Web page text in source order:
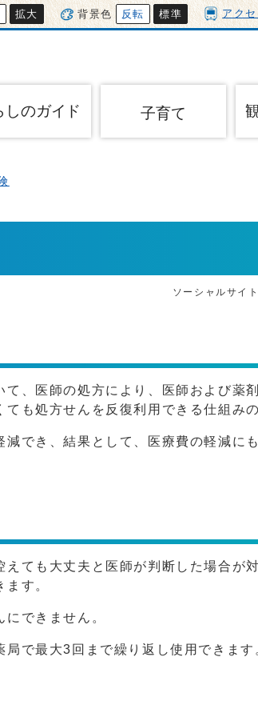
拡大 背景色 反転 標準 アク
しのガイド 子育て
ソーシャルサイ
、医師の処方により、医師および薬
も処方せんを反復利用できる仕組みの
でき、結果として、医療費の軽減に
ても大丈夫と医師が判断した場合が
す。
できません。
で最大3回まで繰り返し使用できます